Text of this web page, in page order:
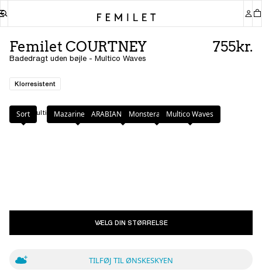
Femilet COURTNEY
Badedragt uden bøjle - Multico Waves
755kr.
Klorresistent
Farve: Multico Waves
Sort Mazarine BlueARABIAN LEOPARDMonstera LeavesMultico Waves
VÆLG DIN STØRRELSE
TILFØJ TIL ØNSKESKYEN